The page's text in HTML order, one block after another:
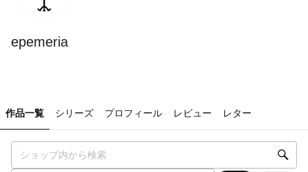
epemeria
作品一覧 シリーズ プロフィール レビュー レター